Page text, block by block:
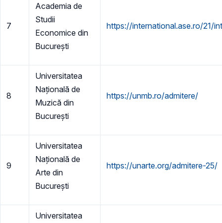
7
Academia de
Studii
Economice din
București
https://international.ase.ro/21/
8
Universitatea
Națională de
Muzică din
București
https://unmb.ro/admitere/
9
Universitatea
Națională de
Arte din
București
https://unarte.org/admitere-25/
Universitatea